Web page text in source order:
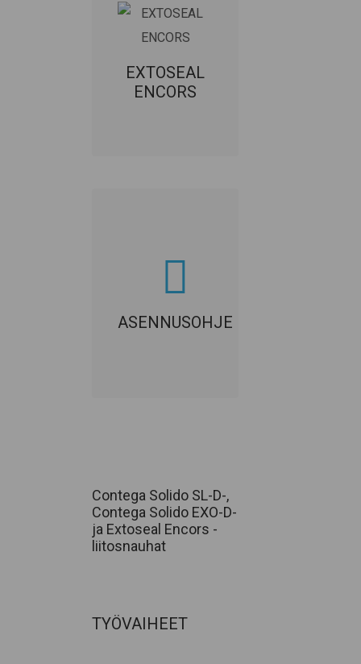
EXTOSEAL
ENCORS
rakennusosien
liittymiin.
ASENNUSOHJE
Contega Solido SL-D-,
Contega Solido EXO-D-
ja Extoseal Encors -
liitosnauhat
TYÖVAIHEET